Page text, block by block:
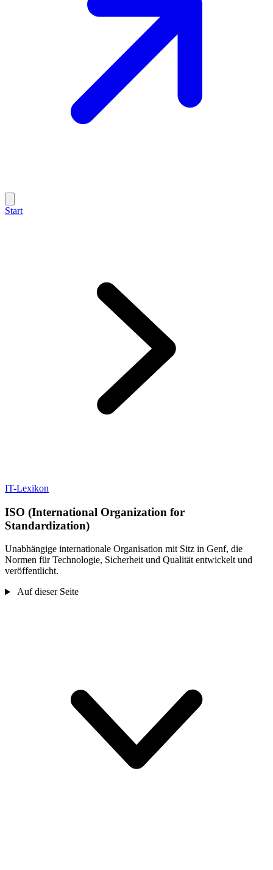
Start
IT-Lexikon
ISO (International Organization for
Standardization)
Unabhängige internationale Organisation mit Sitz in Genf, die
Normen für Technologie, Sicherheit und Qualität entwickelt und
veröffentlicht.
Auf dieser Seite